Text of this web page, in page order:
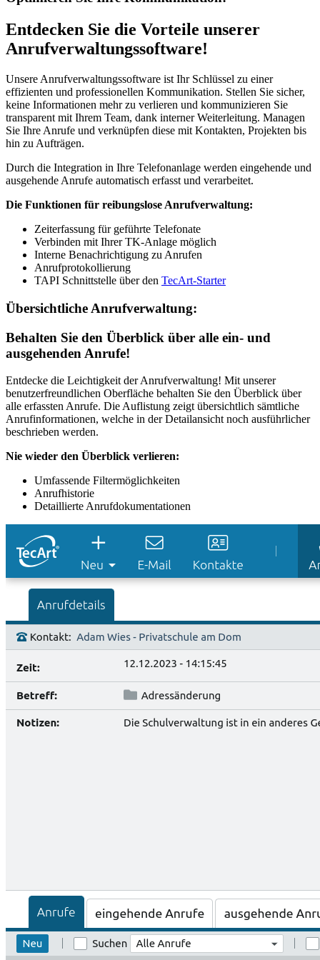
Entdecken Sie die Vorteile unserer
Anrufverwaltungssoftware!
Unsere Anrufverwaltungssoftware ist Ihr Schlüssel zu einer
effizienten und professionellen Kommunikation. Stellen Sie sicher,
keine Informationen mehr zu verlieren und kommunizieren Sie
transparent mit Ihrem Team, dank interner Weiterleitung. Managen
Sie Ihre Anrufe und verknüpfen diese mit Kontakten, Projekten bis
hin zu Aufträgen.
Durch die Integration in Ihre Telefonanlage werden eingehende und
ausgehende Anrufe automatisch erfasst und verarbeitet.
Die Funktionen für reibungslose Anrufverwaltung:
Zeiterfassung für geführte Telefonate
Verbinden mit Ihrer TK-Anlage möglich
Interne Benachrichtigung zu Anrufen
Anrufprotokollierung
TAPI Schnittstelle über den TecArt-Starter
Übersichtliche Anrufverwaltung:
Behalten Sie den Überblick über alle ein- und
ausgehenden Anrufe!
Entdecke die Leichtigkeit der Anrufverwaltung! Mit unserer
benutzerfreundlichen Oberfläche behalten Sie den Überblick über
alle erfassten Anrufe. Die Auflistung zeigt übersichtlich sämtliche
Anrufinformationen, welche in der Detailansicht noch ausführlicher
beschrieben werden.
Nie wieder den Überblick verlieren:
Umfassende Filtermöglichkeiten
Anrufhistorie
Detaillierte Anrufdokumentationen